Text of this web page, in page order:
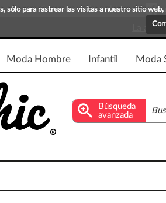
sólo para rastrear las visitas a nuestro sitio
¡Compra y vende moda!
La app
Moda Hombre Infantil Moda
zoom_in
Búsqueda
avanzada